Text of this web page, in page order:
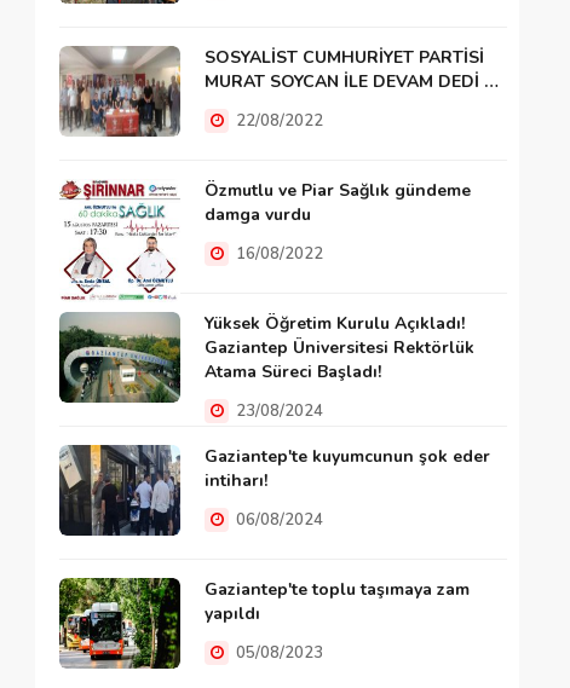
SOSYALİST CUMHURİYET PARTİSİ
MURAT SOYCAN İLE DEVAM DEDİ …
22/08/2022
Özmutlu ve Piar Sağlık gündeme
damga vurdu
16/08/2022
Yüksek Öğretim Kurulu Açıkladı!
Gaziantep Üniversitesi Rektörlük
Atama Süreci Başladı!
23/08/2024
Gaziantep'te kuyumcunun şok eder
intiharı!
06/08/2024
Gaziantep'te toplu taşımaya zam
yapıldı
05/08/2023